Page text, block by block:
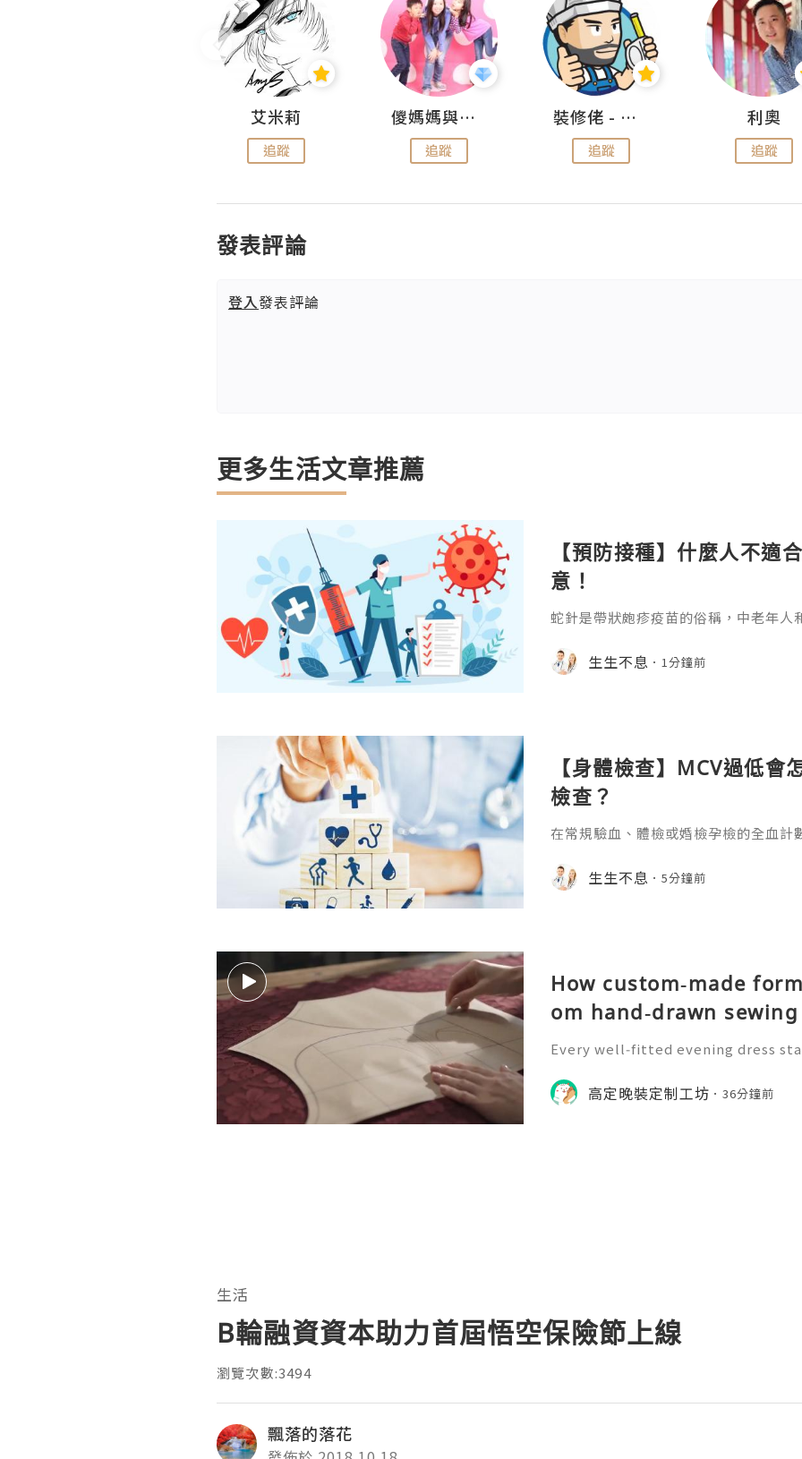
艾米莉
追蹤
儍媽媽與兩隻小魔怪之家
追蹤
裝修佬 - 香港一站式網上裝修平台
追蹤
利奧
追蹤
發表評論
登入發表評論
更多生活文章推薦
【預防接種】什麼人不適
意！
蛇針是帶狀皰疹疫苗的俗稱，中老年
是否符合條件，什麼人不適合打蛇針
就能得到明確的瞭解。1.蛇針的基礎防
生生不息 1分鐘前
【身體檢查】MCV過低會
檢查？
在常規驗血、體檢或婚檢孕檢的全血計
標定義和臨牀意義去得到清晰的答案
個紅細胞的平均體積，也就是平均紅
生生不息 5分鐘前
How custom‑made
om hand‑drawn
Every well‑fitted evening dress
r to define waistline, shoulder
the whole handmade‑ma
高定晚裝定制工坊 36分鐘前
生活
B輪融資資本助力首屆悟空保險節上線
瀏覽次數:3494
飄落的落花